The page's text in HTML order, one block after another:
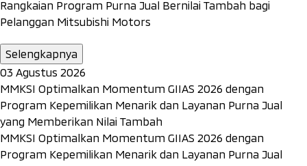
Rangkaian Program Purna Jual Bernilai Tambah bagi
Pelanggan Mitsubishi Motors
Selengkapnya
03 Agustus 2026
MMKSI Optimalkan Momentum GIIAS 2026 dengan
Program Kepemilikan Menarik dan Layanan Purna Jual
yang Memberikan Nilai Tambah
MMKSI Optimalkan Momentum GIIAS 2026 dengan
Program Kepemilikan Menarik dan Layanan Purna Jual